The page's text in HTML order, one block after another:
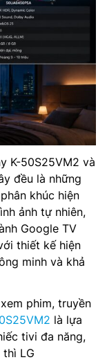
K-50S25VM2 và
đều là những
khúc hiện
ảnh tự nhiên,
Google TV
thiết kế hiện
minh và khả
phim, truyền
là lựa
tivi đa năng,
LG